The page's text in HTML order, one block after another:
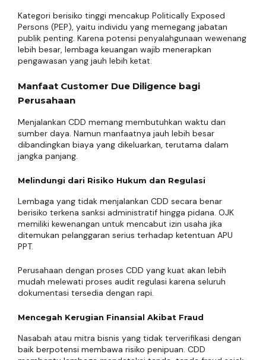
Kategori berisiko tinggi mencakup Politically Exposed
Persons (PEP), yaitu individu yang memegang jabatan
publik penting. Karena potensi penyalahgunaan wewenang
lebih besar, lembaga keuangan wajib menerapkan
pengawasan yang jauh lebih ketat.
Manfaat Customer Due Diligence bagi
Perusahaan
Menjalankan CDD memang membutuhkan waktu dan
sumber daya. Namun manfaatnya jauh lebih besar
dibandingkan biaya yang dikeluarkan, terutama dalam
jangka panjang.
Melindungi dari Risiko Hukum dan Regulasi
Lembaga yang tidak menjalankan CDD secara benar
berisiko terkena sanksi administratif hingga pidana. OJK
memiliki kewenangan untuk mencabut izin usaha jika
ditemukan pelanggaran serius terhadap ketentuan APU
PPT.
Perusahaan dengan proses CDD yang kuat akan lebih
mudah melewati proses audit regulasi karena seluruh
dokumentasi tersedia dengan rapi.
Mencegah Kerugian Finansial Akibat Fraud
Nasabah atau mitra bisnis yang tidak terverifikasi dengan
baik berpotensi membawa risiko penipuan. CDD